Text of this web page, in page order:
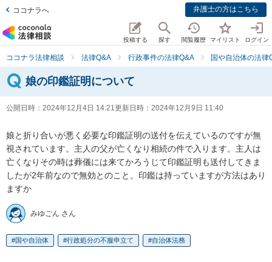
ココナラへ 弁護士の方はこちら
投稿する 探す 閲覧履歴 マイリスト ログイン
ココナラ法律相談 法律Q&A 行政事件の法律Q&A 国や自治体の法律
娘の印鑑証明について
公開日時： 2024年12月4日 14:21更新日時： 2024年12月9日 11:40
娘と折り合いが悪く必要な印鑑証明の送付を伝えているのですが無
視されています。主人の父が亡くなり相続の件で入ります。主人は
亡くなりその時は葬儀には来てかろうじて印鑑証明も送付してきま
したが2年前なので無効とのこと。印鑑は持っていますが方法はあり
ますか
みゆごん さん
国や自治体 行政処分の不服申立て 自治体法務